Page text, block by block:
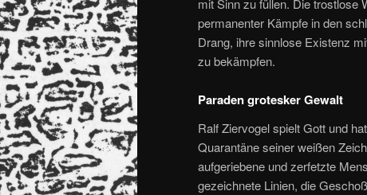
permanenter Kämpfe in den
Drang, ihre sinnlose Existenz
zu bekämpfen.
Paraden grotesker Gewalt
Ralf Ziervogel spielt Gott und
Quarantäne seiner weißen
aufgeriebene und zerfetzte
gezeichnete Linien, die